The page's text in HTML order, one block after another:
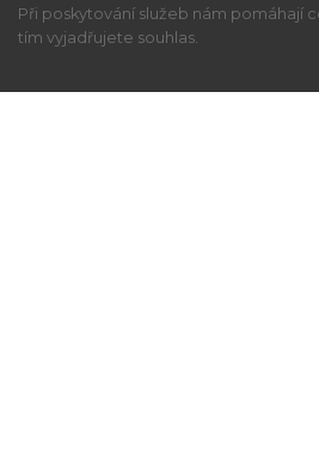
Při poskytování služeb nám pomáhají
tím vyjadřujete souhlas.